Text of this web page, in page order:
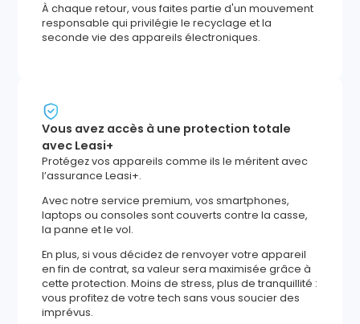
À chaque retour, vous faites partie d'un mouvement
responsable qui privilégie le recyclage et la
seconde vie des appareils électroniques.
Vous avez accès à une protection totale
avec Leasi+
Protégez vos appareils comme ils le méritent avec
l’assurance Leasi+.
Avec notre service premium, vos smartphones,
laptops ou consoles sont couverts contre la casse,
la panne et le vol.
En plus, si vous décidez de renvoyer votre appareil
en fin de contrat, sa valeur sera maximisée grâce à
cette protection. Moins de stress, plus de tranquillité :
vous profitez de votre tech sans vous soucier des
imprévus.